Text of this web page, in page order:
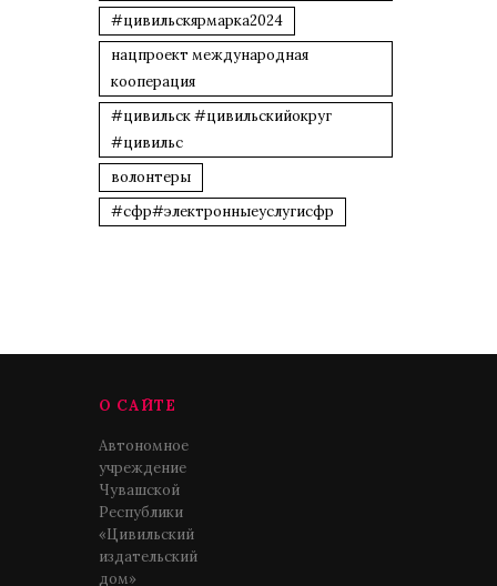
#цивильскярмарка2024
нацпроект международная
кооперация
#цивильск #цивильскийокруг
#цивильс
волонтеры
#сфр#электронныеуслугисфр
О САЙТЕ
Автономное
учреждение
Чувашской
Республики
«Цивильский
издательский
дом»